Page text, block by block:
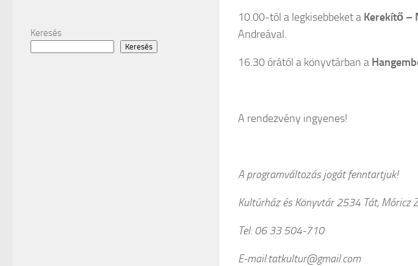
10.00-tól a legkisebbeket a Kerekítő –
Andreával.
16.30 órától a könyvtárban a
A rendezvény ingyenes!
A programváltozás jogát fenntartjuk!
Kultúrház és Könyvtár 2534 Tát, Móricz
Tel: 06 33 504-710
E-mail:tatkultur@gmail.com
Keresés
Keresés